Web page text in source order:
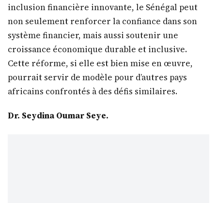
inclusion financière innovante, le Sénégal peut
non seulement renforcer la confiance dans son
système financier, mais aussi soutenir une
croissance économique durable et inclusive.
Cette réforme, si elle est bien mise en œuvre,
pourrait servir de modèle pour d’autres pays
africains confrontés à des défis similaires.
Dr. Seydina Oumar Seye.